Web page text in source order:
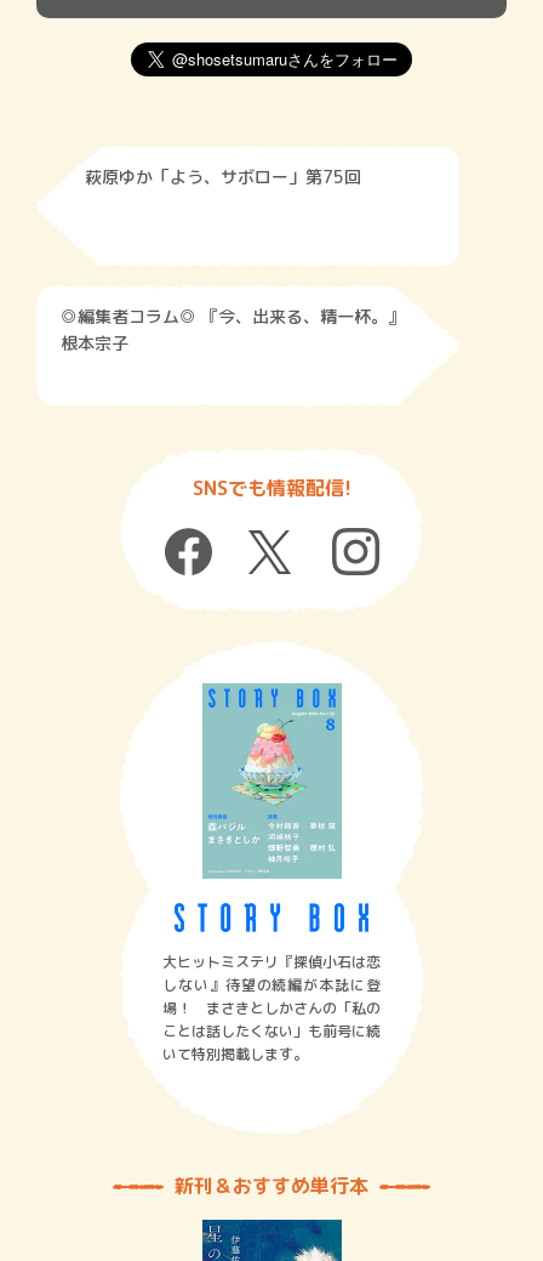
萩原ゆか「よう、サボロー」第75回
◎編集者コラム◎ 『今、出来る、精一杯。』
根本宗子
SNSでも情報配信!
大ヒットミステリ『探偵小石は恋
しない』待望の続編が本誌に登
場！ まさきとしかさんの「私の
ことは話したくない」も前号に続
いて特別掲載します。
新刊＆おすすめ単行本